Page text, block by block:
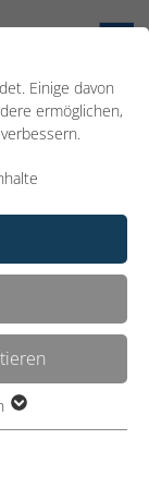
EN
Einige davon
ermöglichen,
der
die